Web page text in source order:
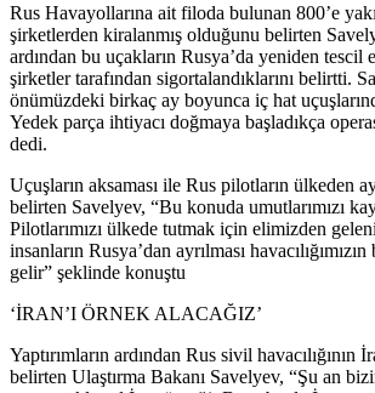
Rus Havayollarına ait filoda bulunan 800’e
şirketlerden kiralanmış olduğunu belirten
ardından bu uçakların Rusya’da yeniden
şirketler tarafından sigortalandıklarını belirtti.
önümüzdeki birkaç ay boyunca iç hat
Yedek parça ihtiyacı doğmaya başladıkça
dedi.
Uçuşların aksaması ile Rus pilotların ülkeden
belirten Savelyev, “Bu konuda umutlarımızı
Pilotlarımızı ülkede tutmak için elimizden
insanların Rusya’dan ayrılması
gelir” şeklinde konuştu
‘İRAN’I ÖRNEK ALACAĞIZ’
Yaptırımların ardından Rus sivil havacılığının
belirten Ulaştırma Bakanı Savelyev, “Şu an